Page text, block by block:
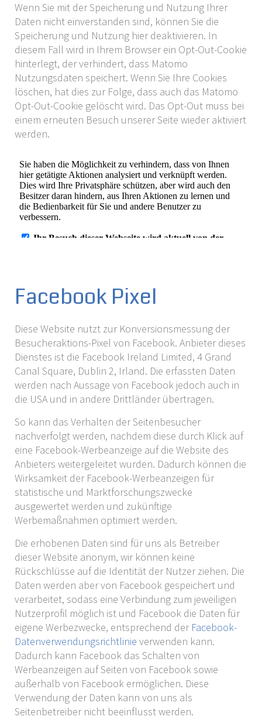
Wenn Sie mit der Speicherung und Nutzung Ihrer
Daten nicht einverstanden sind, können Sie die
Speicherung und Nutzung hier deaktivieren. In
diesem Fall wird in Ihrem Browser ein Opt-Out-Cookie
hinterlegt, der verhindert, dass Matomo
Nutzungsdaten speichert. Wenn Sie Ihre Cookies
löschen, hat dies zur Folge, dass auch das Matomo
Opt-Out-Cookie gelöscht wird. Das Opt-Out muss bei
einem erneuten Besuch unserer Seite wieder aktiviert
werden.
Facebook Pixel
Diese Website nutzt zur Konversionsmessung der
Besucheraktions-Pixel von Facebook. Anbieter dieses
Dienstes ist die Facebook Ireland Limited, 4 Grand
Canal Square, Dublin 2, Irland. Die erfassten Daten
werden nach Aussage von Facebook jedoch auch in
die USA und in andere Drittländer übertragen.
So kann das Verhalten der Seitenbesucher
nachverfolgt werden, nachdem diese durch Klick auf
eine Facebook-Werbeanzeige auf die Website des
Anbieters weitergeleitet wurden. Dadurch können die
Wirksamkeit der Facebook-Werbeanzeigen für
statistische und Marktforschungszwecke
ausgewertet werden und zukünftige
Werbemaßnahmen optimiert werden.
Die erhobenen Daten sind für uns als Betreiber
dieser Website anonym, wir können keine
Rückschlüsse auf die Identität der Nutzer ziehen. Die
Daten werden aber von Facebook gespeichert und
verarbeitet, sodass eine Verbindung zum jeweiligen
Nutzerprofil möglich ist und Facebook die Daten für
eigene Werbezwecke, entsprechend der Facebook-
Datenverwendungsrichtlinie verwenden kann.
Dadurch kann Facebook das Schalten von
Werbeanzeigen auf Seiten von Facebook sowie
außerhalb von Facebook ermöglichen. Diese
Verwendung der Daten kann von uns als
Seitenbetreiber nicht beeinflusst werden.